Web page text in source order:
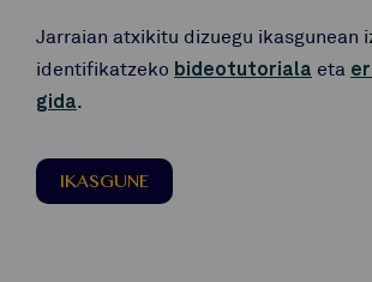
Jarraian atxikitu dizuegu ikasgunean
identifikatzeko bideotutoriala eta
gida.
IKASGUNE